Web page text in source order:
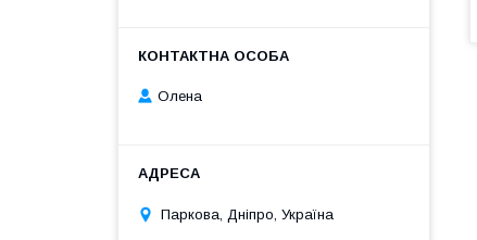
Олена
Паркова, Дніпро, Україна